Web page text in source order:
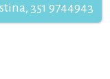
351 9744943